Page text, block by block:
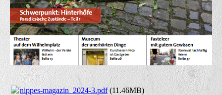
nippes-magazin_2024-3.pdf(11.46MB)